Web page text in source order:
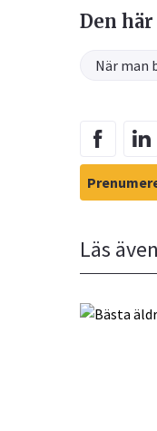
Den
När man
Läs även